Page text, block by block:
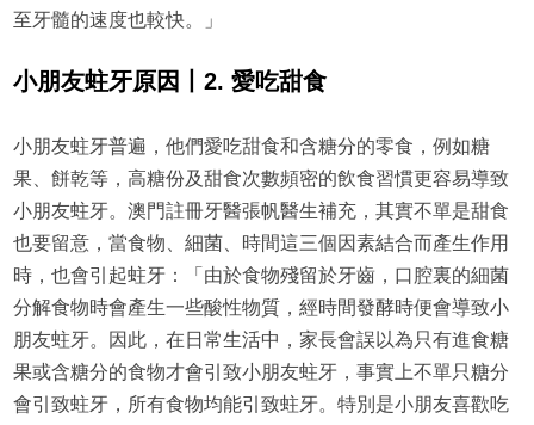
至牙髓的速度也較快。」
小朋友蛀牙原因丨2. 愛吃甜食
小朋友蛀牙普遍，他們愛吃甜食和含糖分的零食，例如糖
果、餅乾等，高糖份及甜食次數頻密的飲食習慣更容易導致
小朋友蛀牙。澳門註冊牙醫張帆醫生補充，其實不單是甜食
也要留意，當食物、細菌、時間這三個因素結合而產生作用
時，也會引起蛀牙：「由於食物殘留於牙齒，口腔裏的細菌
分解食物時會產生一些酸性物質，經時間發酵時便會導致小
朋友蛀牙。因此，在日常生活中，家長會誤以為只有進食糖
果或含糖分的食物才會引致小朋友蛀牙，事實上不單只糖分
會引致蛀牙，所有食物均能引致蛀牙。特別是小朋友喜歡吃